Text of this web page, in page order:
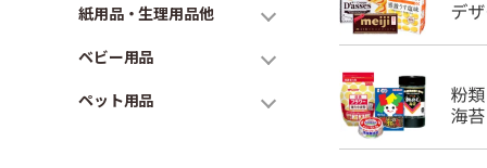
紙用品・生理用品他
ベビー用品
ペット用品